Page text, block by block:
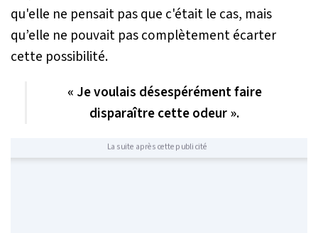
qu'elle ne pensait pas que c'était le cas, mais
qu’elle ne pouvait pas complètement écarter
cette possibilité.
« Je voulais désespérément faire
disparaître cette odeur ».
La suite après cette publicité